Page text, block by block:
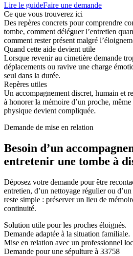
Lire le guideFaire une demande
Ce que vous trouverez ici
Des repères concrets pour comprendre
tombe, comment déléguer l’entretien
comment rester présent malgré
Quand cette aide devient utile
Lorsque revenir au cimetière demande
déplacements ou ravive une charge
seul dans la durée.
Repères utiles
Un accompagnement discret, humain et
à honorer la mémoire d’un proche,
physique devient compliquée.
Demande de mise en relation
Besoin d’un
entretenir une tombe à
Déposez votre demande pour être
entretien, d’un nettoyage régulier ou
reste simple : préserver un lieu de
continuité.
Solution utile pour les proches éloignés.
Demande adaptée à la situation familiale.
Mise en relation avec un professionnel
Demande pour une sépulture à 33758